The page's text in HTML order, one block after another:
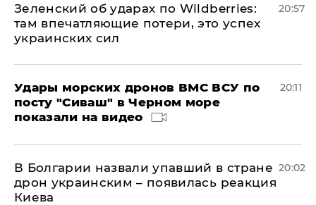
Зеленский об ударах по Wildberries:
там впечатляющие потери, это успех
украинских сил
20:57
Удары морских дронов ВМС ВСУ по
посту "Сиваш" в Черном море
показали на видео
20:11
В Болгарии назвали упавший в стране
дрон украинским – появилась реакция
Киева
20:02